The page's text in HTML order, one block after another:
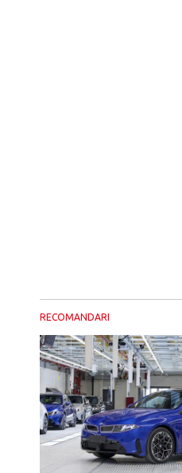
RECOMANDARI